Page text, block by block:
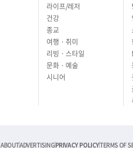
라이프/레저
건강
종교
여행 · 취미
리빙 · 스타일
문화 · 예술
시니어
ABOUTADVERTISINGPRIVACY POLICYTERMS OF